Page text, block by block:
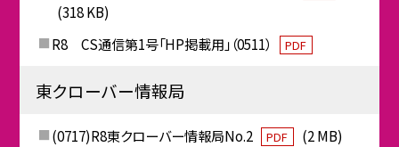
(318 KB)
R8 CS通信第1号「HP掲載用」（0511）
PDF
東クローバー情報局
(0717)R8東クローバー情報局No.2 PDF
(2 MB)